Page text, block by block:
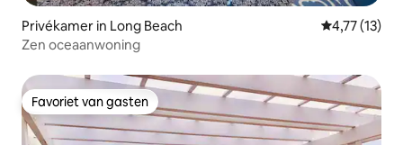
Privékamer in Long Beach Gemiddelde
4,77 (13)
Zen oceaanwoning
Favoriet van gasten
Favoriet van gasten